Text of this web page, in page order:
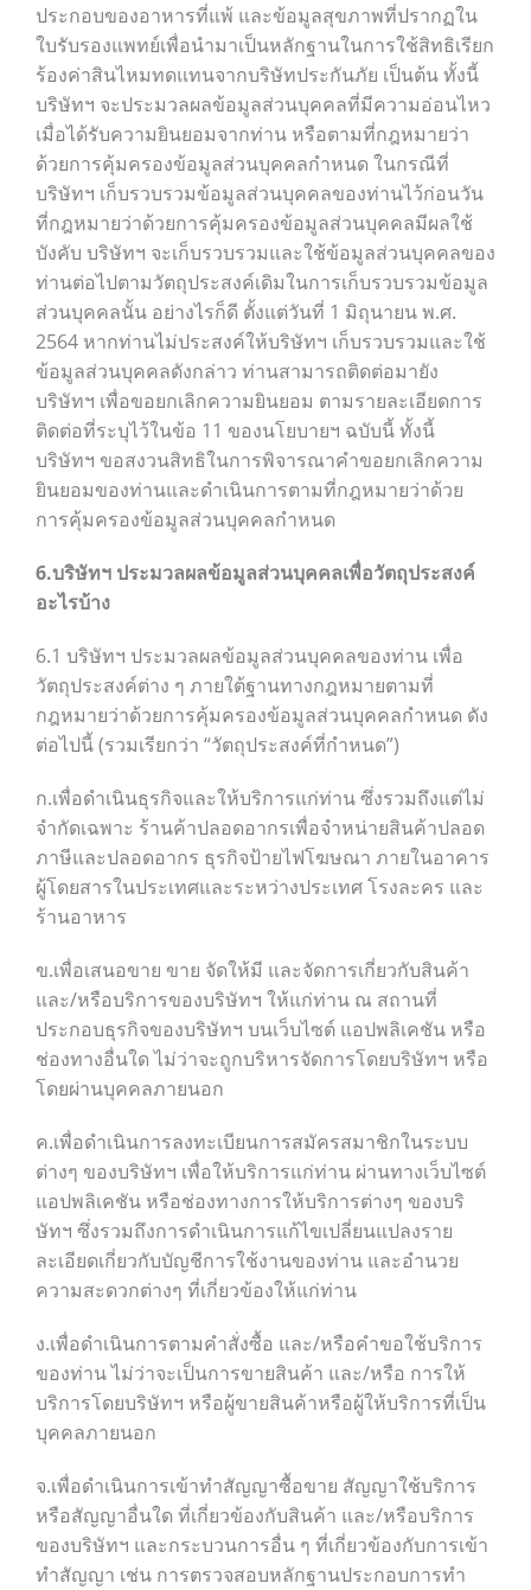
ประกอบของอาหารที่แพ้ และข้อมูลสุขภาพที่ปรากฏใน
ใบรับรองแพทย์เพื่อนำมาเป็นหลักฐานในการใช้สิทธิเรียก
ร้องค่าสินไหมทดแทนจากบริษัทประกันภัย เป็นต้น ทั้งนี้
บริษัทฯ จะประมวลผลข้อมูลส่วนบุคคลที่มีความอ่อนไหว
เมื่อได้รับความยินยอมจากท่าน หรือตามที่กฎหมายว่า
ด้วยการคุ้มครองข้อมูลส่วนบุคคลกำหนด ในกรณีที่
บริษัทฯ เก็บรวบรวมข้อมูลส่วนบุคคลของท่านไว้ก่อนวัน
ที่กฎหมายว่าด้วยการคุ้มครองข้อมูลส่วนบุคคลมีผลใช้
บังคับ บริษัทฯ จะเก็บรวบรวมและใช้ข้อมูลส่วนบุคคลของ
ท่านต่อไปตามวัตถุประสงค์เดิมในการเก็บรวบรวมข้อมูล
ส่วนบุคคลนั้น อย่างไรก็ดี ตั้งแต่วันที่ 1 มิถุนายน พ.ศ.
2564 หากท่านไม่ประสงค์ให้บริษัทฯ เก็บรวบรวมและใช้
ข้อมูลส่วนบุคคลดังกล่าว ท่านสามารถติดต่อมายัง
บริษัทฯ เพื่อขอยกเลิกความยินยอม ตามรายละเอียดการ
ติดต่อที่ระบุไว้ในข้อ 11 ของนโยบายฯ ฉบับนี้ ทั้งนี้
บริษัทฯ ขอสงวนสิทธิในการพิจารณาคำขอยกเลิกความ
ยินยอมของท่านและดำเนินการตามที่กฎหมายว่าด้วย
การคุ้มครองข้อมูลส่วนบุคคลกำหนด
6.บริษัทฯ ประมวลผลข้อมูลส่วนบุคคลเพื่อวัตถุประสงค์
อะไรบ้าง
6.1 บริษัทฯ ประมวลผลข้อมูลส่วนบุคคลของท่าน เพื่อ
วัตถุประสงค์ต่าง ๆ ภายใต้ฐานทางกฎหมายตามที่
กฎหมายว่าด้วยการคุ้มครองข้อมูลส่วนบุคคลกำหนด ดัง
ต่อไปนี้ (รวมเรียกว่า “วัตถุประสงค์ที่กำหนด”)
ก.เพื่อดำเนินธุรกิจและให้บริการแก่ท่าน ซึ่งรวมถึงแต่ไม่
จำกัดเฉพาะ ร้านค้าปลอดอากรเพื่อจำหน่ายสินค้าปลอด
ภาษีและปลอดอากร ธุรกิจป้ายไฟโฆษณา ภายในอาคาร
ผู้โดยสารในประเทศและระหว่างประเทศ โรงละคร และ
ร้านอาหาร
ข.เพื่อเสนอขาย ขาย จัดให้มี และจัดการเกี่ยวกับสินค้า
และ/หรือบริการของบริษัทฯ ให้แก่ท่าน ณ สถานที่
ประกอบธุรกิจของบริษัทฯ บนเว็บไซต์ แอปพลิเคชัน หรือ
ช่องทางอื่นใด ไม่ว่าจะถูกบริหารจัดการโดยบริษัทฯ หรือ
โดยผ่านบุคคลภายนอก
ค.เพื่อดำเนินการลงทะเบียนการสมัครสมาชิกในระบบ
ต่างๆ ของบริษัทฯ เพื่อให้บริการแก่ท่าน ผ่านทางเว็บไซต์
แอปพลิเคชัน หรือช่องทางการให้บริการต่างๆ ของบริ
ษัทฯ ซึ่งรวมถึงการดำเนินการแก้ไขเปลี่ยนแปลงราย
ละเอียดเกี่ยวกับบัญชีการใช้งานของท่าน และอำนวย
ความสะดวกต่างๆ ที่เกี่ยวข้องให้แก่ท่าน
ง.เพื่อดำเนินการตามคำสั่งซื้อ และ/หรือคำขอใช้บริการ
ของท่าน ไม่ว่าจะเป็นการขายสินค้า และ/หรือ การให้
บริการโดยบริษัทฯ หรือผู้ขายสินค้าหรือผู้ให้บริการที่เป็น
บุคคลภายนอก
จ.เพื่อดำเนินการเข้าทำสัญญาซื้อขาย สัญญาใช้บริการ
หรือสัญญาอื่นใด ที่เกี่ยวข้องกับสินค้า และ/หรือบริการ
ของบริษัทฯ และกระบวนการอื่น ๆ ที่เกี่ยวข้องกับการเข้า
ทำสัญญา เช่น การตรวจสอบหลักฐานประกอบการทำ